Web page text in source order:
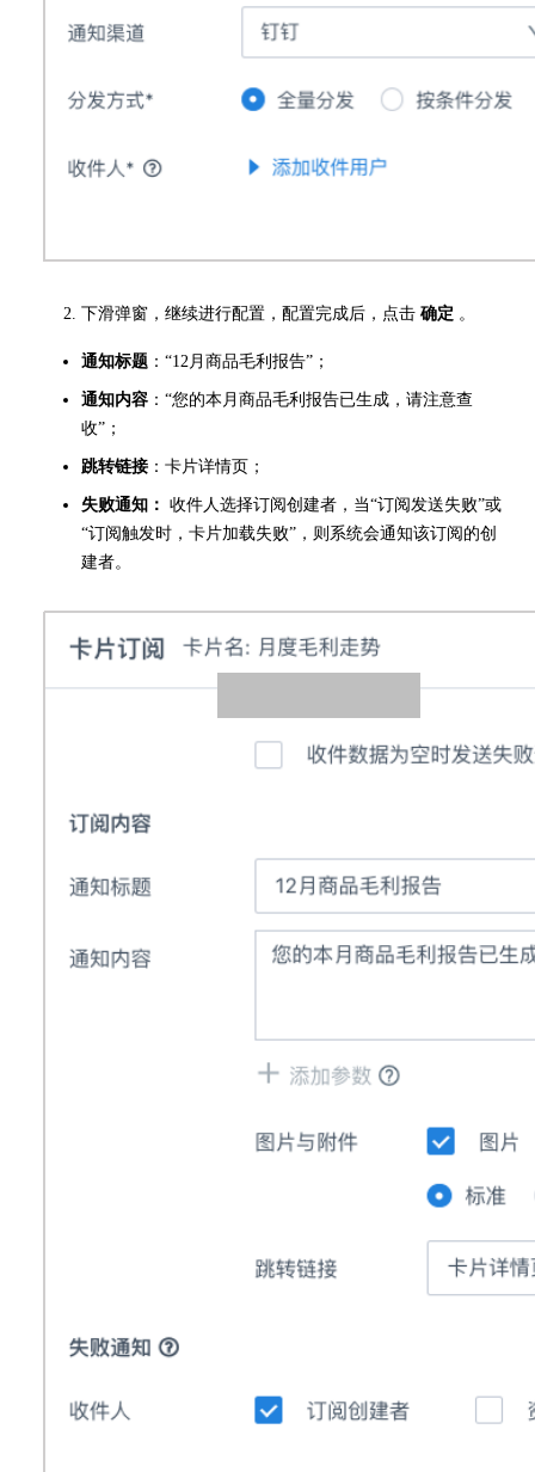
下滑弹窗，继续进行配置，配置完成后，点击 确定 。
通知标题 ：“12月商品毛利报告”；
通知内容 ：“您的本月商品毛利报告已生成，请注意查
收”；
跳转链接 ：卡片详情页；
失败通知： 收件人选择订阅创建者，当“订阅发送失败”或
“订阅触发时，卡片加载失败”，则系统会通知该订阅的创
建者。